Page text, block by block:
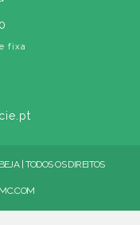
fixa
| TODOS OS DIREITOS